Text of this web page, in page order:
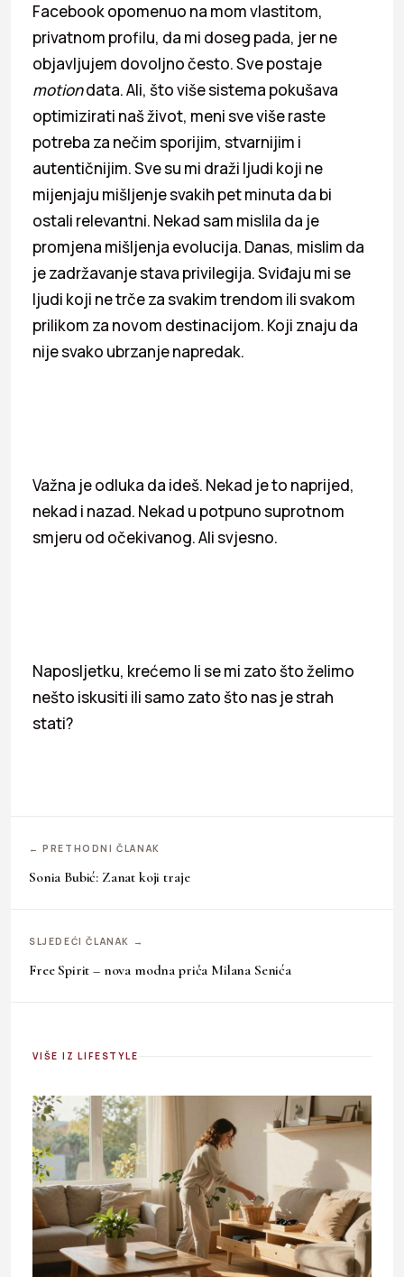
Facebook opomenuo na mom vlastitom,
privatnom profilu, da mi doseg pada, jer ne
objavljujem dovoljno često. Sve postaje
motiondata. Ali, što više sistema pokušava
optimizirati naš život, meni sve više raste
potreba za nečim sporijim, stvarnijim i
autentičnijim. Sve su mi draži ljudi koji ne
mijenjaju mišljenje svakih pet minuta da bi
ostali relevantni. Nekad sam mislila da je
promjena mišljenja evolucija. Danas, mislim da
je zadržavanje stava privilegija. Sviđaju mi se
ljudi koji ne trče za svakim trendom ili svakom
prilikom za novom destinacijom. Koji znaju da
nije svako ubrzanje napredak.
Važna je odluka da ideš. Nekad je to naprijed,
nekad i nazad. Nekad u potpuno suprotnom
smjeru od očekivanog. Ali svjesno.
Naposljetku, krećemo li se mi zato što želimo
nešto iskusiti ili samo zato što nas je strah
stati?
← PRETHODNI ČLANAK
Sonia Bubić: Zanat koji traje
SLJEDEĆI ČLANAK →
Free Spirit – nova modna priča Milana Senića
VIŠE IZ LIFESTYLE